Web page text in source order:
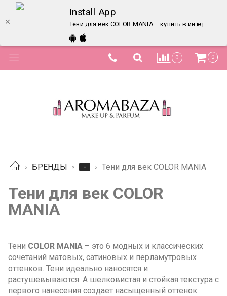
Install App
Тени для век COLOR MANIA – купить в интернет-
0 0
БРЕНДЫ - Тени для век COLOR MANIA
Тени для век COLOR
MANIA
Тени COLOR MANIA – это 6 модных и классических
сочетаний матовых, сатиновых и перламутровых
оттенков. Тени идеально наносятся и
растушевываются. А шелковистая и стойкая текстура с
первого нанесения создает насыщенный оттенок.